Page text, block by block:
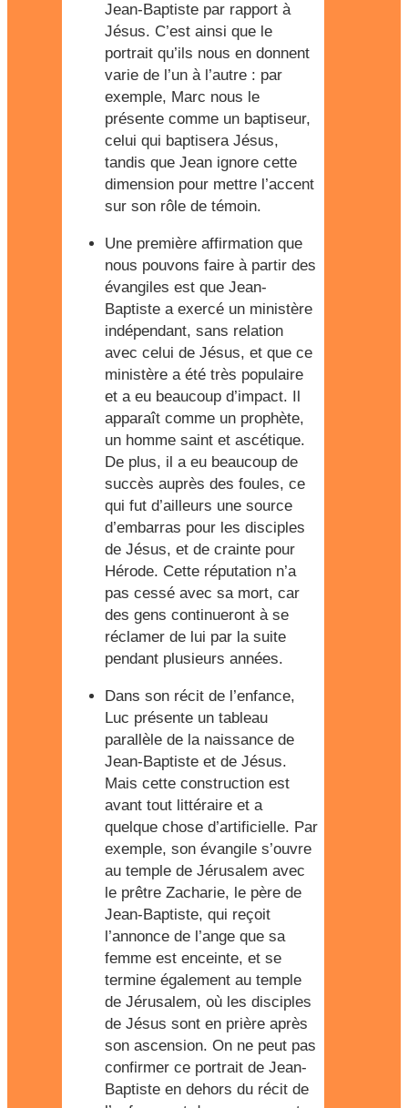
Jean-Baptiste par rapport à
Jésus. C’est ainsi que le
portrait qu’ils nous en donnent
varie de l’un à l’autre : par
exemple, Marc nous le
présente comme un baptiseur,
celui qui baptisera Jésus,
tandis que Jean ignore cette
dimension pour mettre l’accent
sur son rôle de témoin.
Une première affirmation que
nous pouvons faire à partir des
évangiles est que Jean-
Baptiste a exercé un ministère
indépendant, sans relation
avec celui de Jésus, et que ce
ministère a été très populaire
et a eu beaucoup d’impact. Il
apparaît comme un prophète,
un homme saint et ascétique.
De plus, il a eu beaucoup de
succès auprès des foules, ce
qui fut d’ailleurs une source
d’embarras pour les disciples
de Jésus, et de crainte pour
Hérode. Cette réputation n’a
pas cessé avec sa mort, car
des gens continueront à se
réclamer de lui par la suite
pendant plusieurs années.
Dans son récit de l’enfance,
Luc présente un tableau
parallèle de la naissance de
Jean-Baptiste et de Jésus.
Mais cette construction est
avant tout littéraire et a
quelque chose d’artificielle. Par
exemple, son évangile s’ouvre
au temple de Jérusalem avec
le prêtre Zacharie, le père de
Jean-Baptiste, qui reçoit
l’annonce de l’ange que sa
femme est enceinte, et se
termine également au temple
de Jérusalem, où les disciples
de Jésus sont en prière après
son ascension. On ne peut pas
confirmer ce portrait de Jean-
Baptiste en dehors du récit de